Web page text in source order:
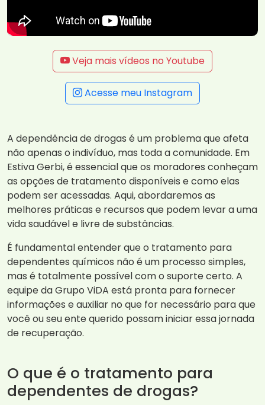
Veja mais vídeos no Youtube
Acesse meu Instagram
A dependência de drogas é um problema que afeta
não apenas o indivíduo, mas toda a comunidade. Em
Estiva Gerbi, é essencial que os moradores conheçam
as opções de tratamento disponíveis e como elas
podem ser acessadas. Aqui, abordaremos as
melhores práticas e recursos que podem levar a uma
vida saudável e livre de substâncias.
É fundamental entender que o tratamento para
dependentes químicos não é um processo simples,
mas é totalmente possível com o suporte certo. A
equipe da Grupo ViDA está pronta para fornecer
informações e auxiliar no que for necessário para que
você ou seu ente querido possam iniciar essa jornada
de recuperação.
O que é o tratamento para
dependentes de drogas?